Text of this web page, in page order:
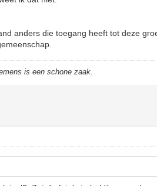
anders die toegang heeft tot deze
is een schone zaak.